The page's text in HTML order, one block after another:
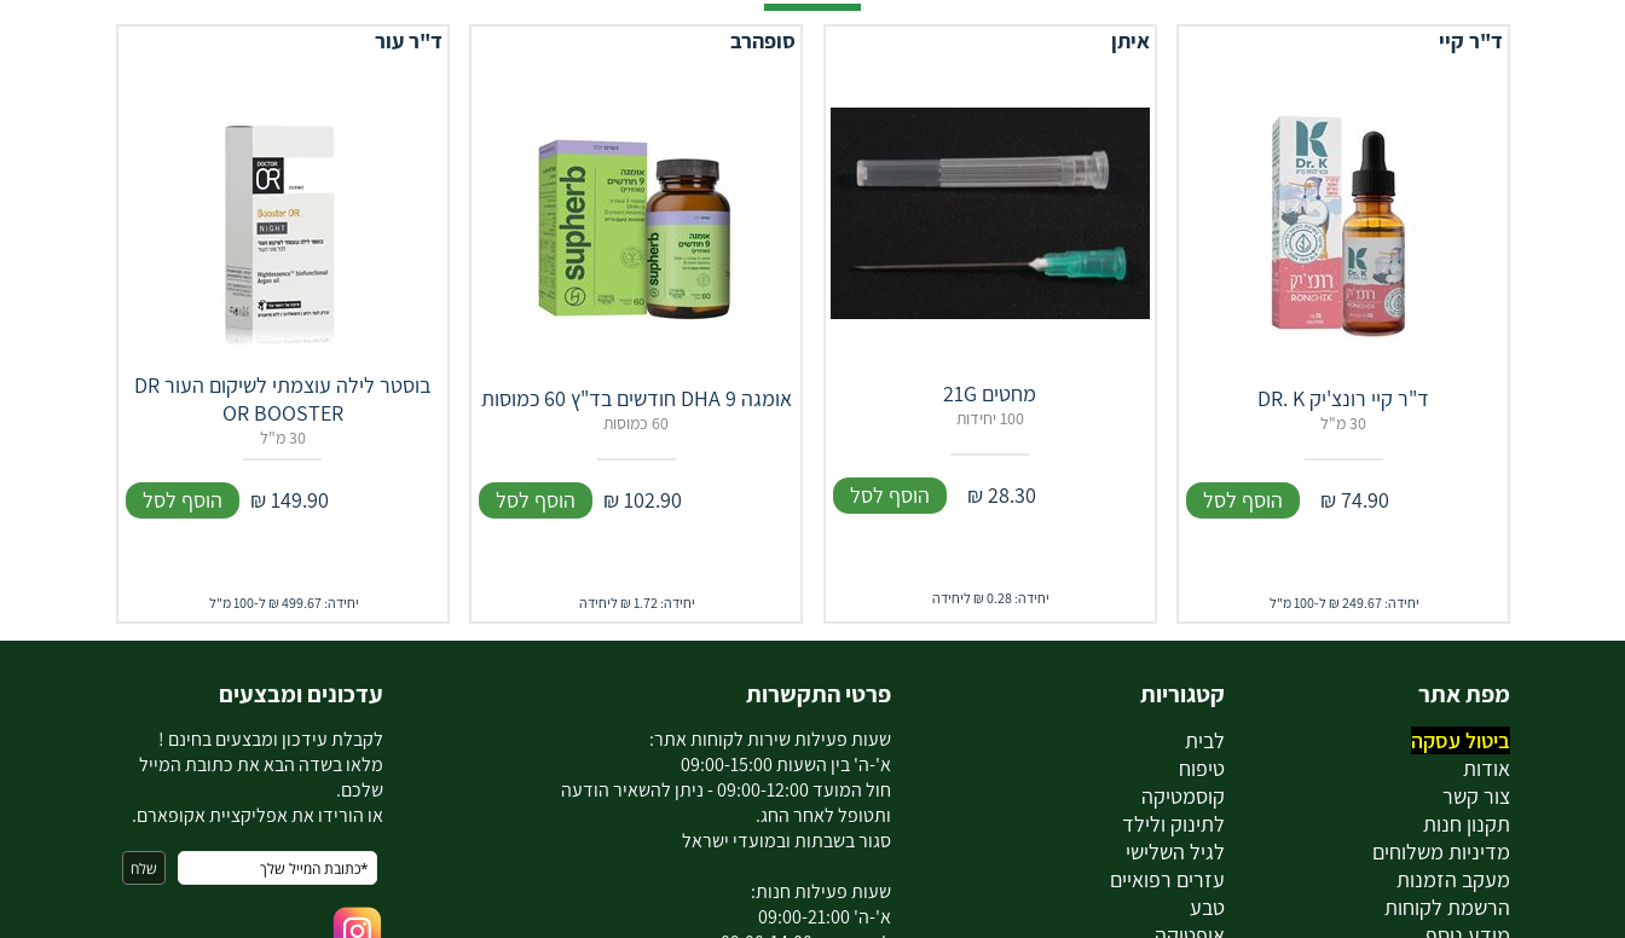
ד"ר קיי
ד"ר קיי רונצ'יק DR. K
30 מ"ל
74.90
₪ הוסף לסל
יחידה: 249.67 ₪ ל-100 מ"ל
איתן
מחטים 21G
100 יחידות
28.30
₪ הוסף לסל
יחידה: 0.28 ₪ ליחידה
סופהרב
אומגה DHA 9 חודשים בד"ץ 60 כמוסות
60 כמוסות
102.90
₪ הוסף לסל
יחידה: 1.72 ₪ ליחידה
ד"ר עור
בוסטר לילה עוצמתי לשיקום העור DR
OR BOOSTER
30 מ"ל
149.90
₪ הוסף לסל
יחידה: 499.67 ₪ ל-100 מ"ל
מפת אתר
ביטול עסקה
אודות
צור קשר
תקנון חנות
מדיניות משלוחים
מעקב הזמנות
הרשמת לקוחות
קטגוריות
לבית
טיפוח
קוסמטיקה
לתינוק ולילד
לגיל השלישי
עזרים רפואיים
טבע
פרטי התקשרות
שעות פעילות שירות לקוחות אתר:
א'-ה' בין השעות 09:00-15:00
חול המועד 09:00-12:00 - ניתן להשאיר הודעה
ותטופל לאחר החג.
סגור בשבתות ובמועדי ישראל
שעות פעילות חנות:
א'-ה' 09:00-21:00
עדכונים ומבצעים
לקבלת עידכון ומבצעים בחינם !
מלאו בשדה הבא את כתובת המייל
שלכם.
או הורידו את אפליקציית אקופארם.